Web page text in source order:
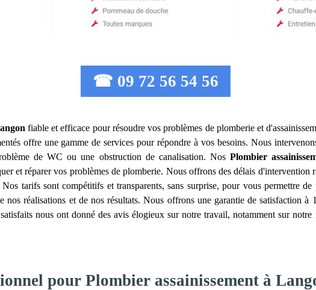
☎ 09 72 56 54 56
fiable et efficace pour résoudre vos problèmes de plomberie et
offre une gamme de services pour répondre à vos besoins. Nous
de WC ou une obstruction de canalisation. Nos Plombier
et réparer vos problèmes de plomberie. Nous offrons des délais d'intervention
tarifs sont compétitifs et transparents, sans surprise, pour vous permettre
nos réalisations et de nos résultats. Nous offrons une garantie de satisfaction à
nous ont donné des avis élogieux sur notre travail, notamment sur
pour Plombier assainissement à